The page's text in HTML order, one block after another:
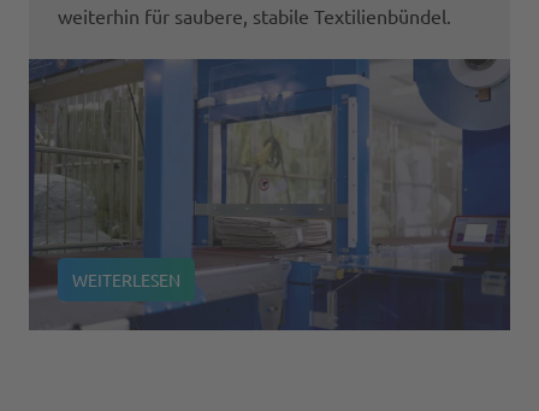
weiterhin für saubere, stabile Textilienbündel.
WEITERLESEN